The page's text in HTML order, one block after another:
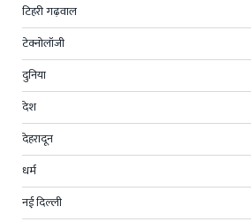
टिहरी गढ़वाल
टेक्नोलॉजी
दुनिया
देश
देहरादून
धर्म
नई दिल्ली